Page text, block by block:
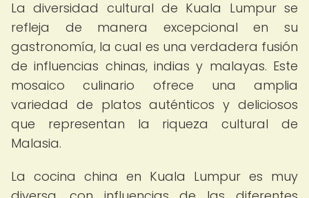
La diversidad cultural de Kuala Lumpur se
refleja de manera excepcional en su
gastronomía, la cual es una verdadera fusión
de influencias chinas, indias y malayas. Este
mosaico culinario ofrece una amplia
variedad de platos auténticos y deliciosos
que representan la riqueza cultural de
Malasia.
La cocina china en Kuala Lumpur es muy